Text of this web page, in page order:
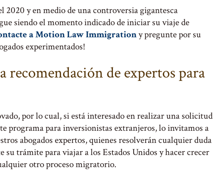
2020 y en medio de una controversia gigantesca
siendo el momento indicado de iniciar su viaje de
a Motion Law Immigrationy pregunte por su
experimentados!
recomendación de expertos para
por lo cual, si está interesado en realizar una solicitud
programa para inversionistas extranjeros, lo invitamos a
abogados expertos, quienes resolverán cualquier duda
trámite para viajar a los Estados Unidos y hacer crecer
otro proceso migratorio.